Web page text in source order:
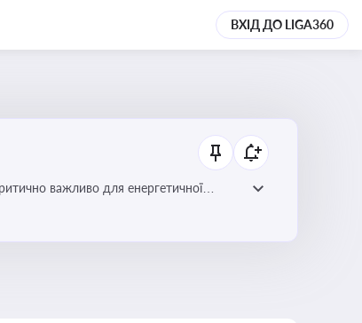
ВХІД ДО LIGA360
важливо для енергетичної